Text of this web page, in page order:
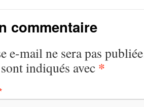
commentaire
e-mail ne sera pas
indiqués avec *